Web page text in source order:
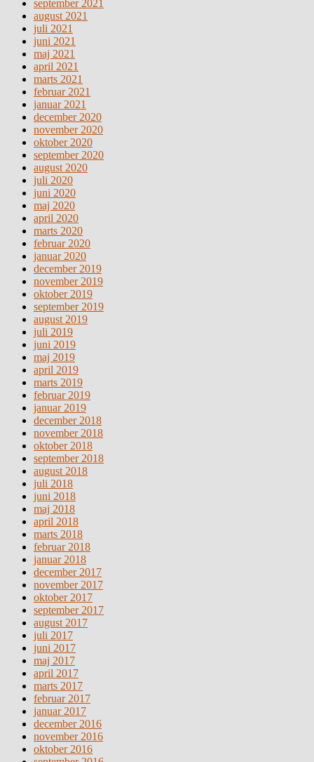
september 2021
august 2021
juli 2021
juni 2021
maj 2021
april 2021
marts 2021
februar 2021
januar 2021
december 2020
november 2020
oktober 2020
september 2020
august 2020
juli 2020
juni 2020
maj 2020
april 2020
marts 2020
februar 2020
januar 2020
december 2019
november 2019
oktober 2019
september 2019
august 2019
juli 2019
juni 2019
maj 2019
april 2019
marts 2019
februar 2019
januar 2019
december 2018
november 2018
oktober 2018
september 2018
august 2018
juli 2018
juni 2018
maj 2018
april 2018
marts 2018
februar 2018
januar 2018
december 2017
november 2017
oktober 2017
september 2017
august 2017
juli 2017
juni 2017
maj 2017
april 2017
marts 2017
februar 2017
januar 2017
december 2016
november 2016
oktober 2016